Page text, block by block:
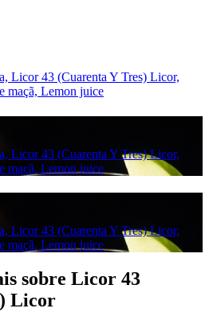
Licor 43 (Cuarenta Y Tres) Licor,
maçã, Lemon juice
Licor 43 (Cuarenta Y Tres) Licor,
maçã, Lemon juice
Licor 43 (Cuarenta Y Tres) Licor,
maçã, Lemon juice
sobre Licor 43
Licor